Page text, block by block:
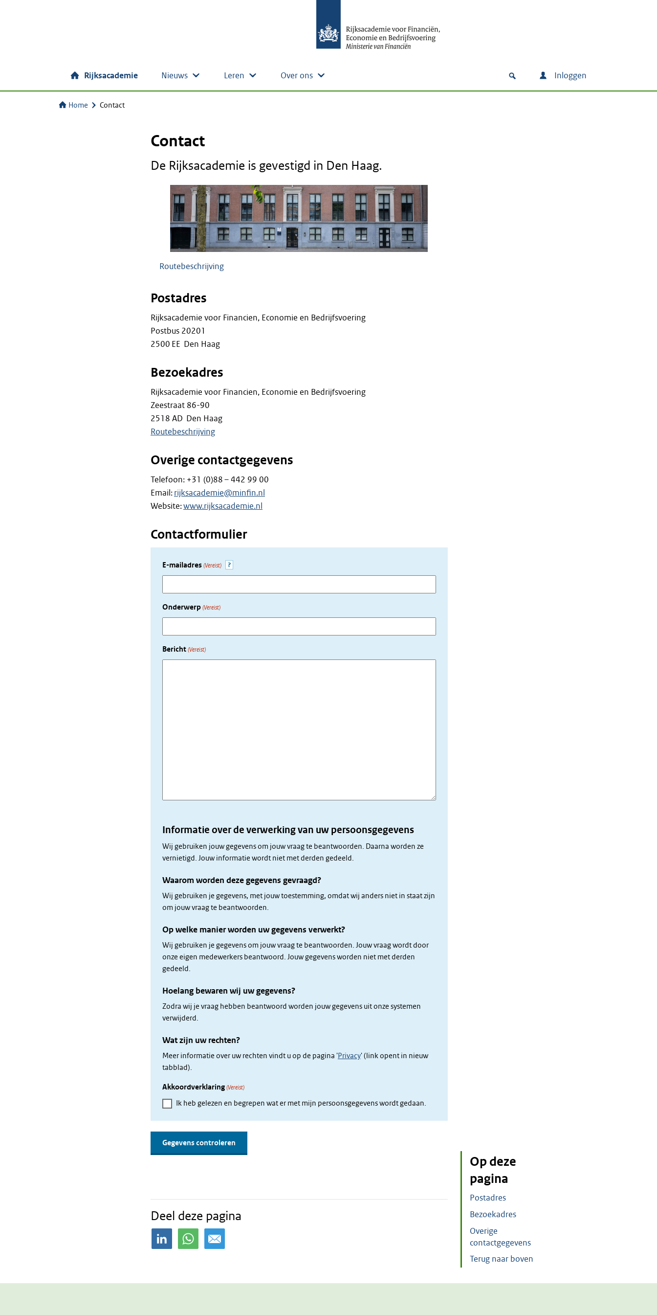
Rijksacademie Nieuws Leren Over ons Inloggen
Home Contact
Op deze
pagina
Postadres
Bezoekadres
Overige
contactgegevens
Terug naar boven
Contact
De Rijksacademie is gevestigd in Den Haag.
Routebeschrijving
Postadres
Rijksacademie voor Financien, Economie en Bedrijfsvoering
Postbus 20201
2500 EE Den Haag
Bezoekadres
Rijksacademie voor Financien, Economie en Bedrijfsvoering
Zeestraat 86-90
2518 AD Den Haag
Routebeschrijving
Overige contactgegevens
Telefoon: +31 (0)88 – 442 99 00
Email:rijksacademie@minfin.nl
Website:www.rijksacademie.nl
Contactformulier
E-mailadres (Vereist) ?
Onderwerp (Vereist)
Bericht (Vereist)
Informatie over de verwerking van uw persoonsgegevens
Wij gebruiken jouw gegevens om jouw vraag te beantwoorden. Daarna worden ze
vernietigd. Jouw informatie wordt niet met derden gedeeld.
Waarom worden deze gegevens gevraagd?
Wij gebruiken je gegevens, met jouw toestemming, omdat wij anders niet in staat zijn
om jouw vraag te beantwoorden.
Op welke manier worden uw gegevens verwerkt?
Wij gebruiken je gegevens om jouw vraag te beantwoorden. Jouw vraag wordt door
onze eigen medewerkers beantwoord. Jouw gegevens worden niet met derden
gedeeld.
Hoelang bewaren wij uw gegevens?
Zodra wij je vraag hebben beantwoord worden jouw gegevens uit onze systemen
verwijderd.
Wat zijn uw rechten?
Meer informatie over uw rechten vindt u op de pagina 'Privacy' (link opent in nieuw
tabblad).
Akkoordverklaring (Vereist)
Ik heb gelezen en begrepen wat er met mijn persoonsgegevens wordt gedaan.
Deel deze pagina